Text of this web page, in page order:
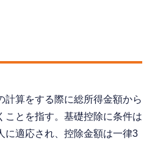
計算をする際に総所得金額から
ことを指す。基礎控除に条件は
に適応され、控除金額は一律3